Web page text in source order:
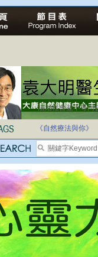
法治社會並不等同
自家教育合法化-
《自然療法與你》